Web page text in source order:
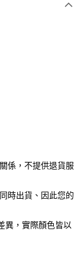
銀行
商業銀行
銀行
係，不提供退貨服
時出貨、因此您的
異，實際顏色皆以